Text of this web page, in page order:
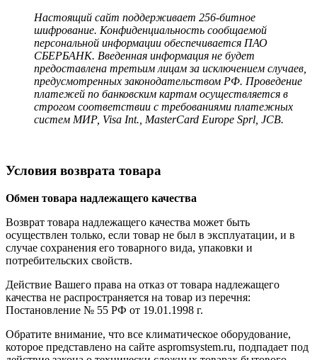
Настоящий сайт поддерживает 256-битное
шифрование. Конфиденциальность сообщаемой
персональной информации обеспечивается ПАО
СБЕРБАНК. Введенная информация не будет
предоставлена третьим лицам за исключением случаев,
предусмотренных законодательством РФ. Проведение
платежей по банковским картам осуществляется в
строгом соответствии с требованиями платежных
систем МИР, Visa Int., MasterCard Europe Sprl, JCB.
Условия возврата товара
Обмен товара надлежащего качества
Возврат товара надлежащего качества может быть
осуществлен только, если товар не был в эксплуатации, и в
случае сохранения его товарного вида, упаковки и
потребительских свойств.
Действие Вашего права на отказ от товара надлежащего
качества не распространяется на товар из перечня:
Постановление № 55 РФ от 19.01.1998 г.
Обратите внимание, что все климатическое оборудование,
которое представлено на сайте aspromsystem.ru, подпадает под